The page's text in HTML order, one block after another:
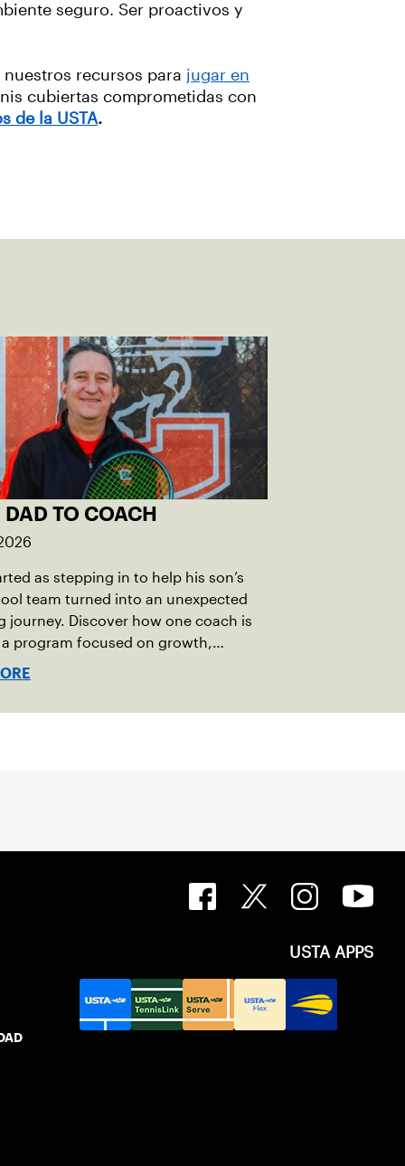
seguro. Ser proactivos y
recursos para jugar en
cubiertas comprometidas con
de la USTA.
DAD TO COACH
as stepping in to help his son’s
team turned into an unexpected
journey. Discover how one coach is
program focused on growth,
and the power of staying
USTA APPS